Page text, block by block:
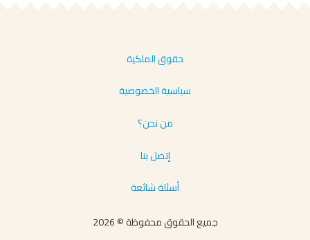
حقوق الملكية
سياسية الخصوصية
من نحن؟
إتصل بنا
أسئلة شائعة
جميع الحقوق محفوظة © 2026